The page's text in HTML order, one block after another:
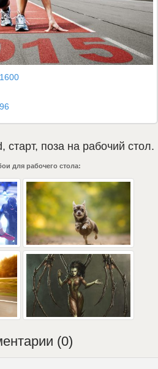
, старт, поза на рабочий стол.
для рабочего стола:
(0)